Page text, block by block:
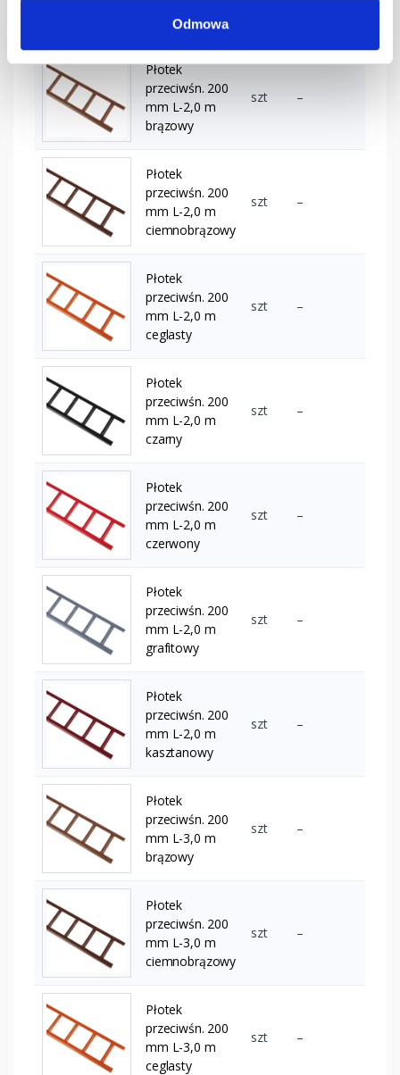
Odmowa
RAL 6020
Płotek
przeciwśn. 200
mm L-2,0 m
brązowy
szt –
Płotek
przeciwśn. 200
mm L-2,0 m
ciemnobrązowy
szt –
Płotek
przeciwśn. 200
mm L-2,0 m
ceglasty
szt –
Płotek
przeciwśn. 200
mm L-2,0 m
czarny
szt –
Płotek
przeciwśn. 200
mm L-2,0 m
czerwony
szt –
Płotek
przeciwśn. 200
mm L-2,0 m
grafitowy
szt –
Płotek
przeciwśn. 200
mm L-2,0 m
kasztanowy
szt –
Płotek
przeciwśn. 200
mm L-3,0 m
brązowy
szt –
Płotek
przeciwśn. 200
mm L-3,0 m
ciemnobrązowy
szt –
Płotek
przeciwśn. 200
mm L-3,0 m
ceglasty
szt –